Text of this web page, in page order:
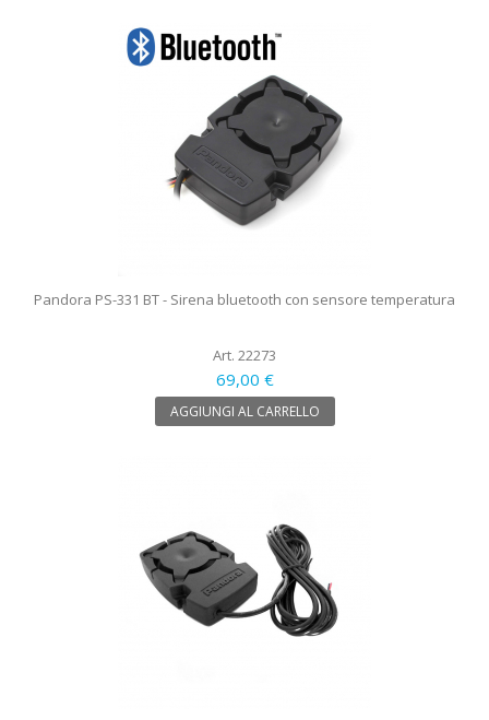
Pandora PS-331 BT - Sirena bluetooth con sensore temperatura
Art. 22273
69,00 €
AGGIUNGI AL CARRELLO